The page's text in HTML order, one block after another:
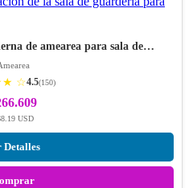
de amearea para sala de…
☆4.5(150)
USD
Detalles